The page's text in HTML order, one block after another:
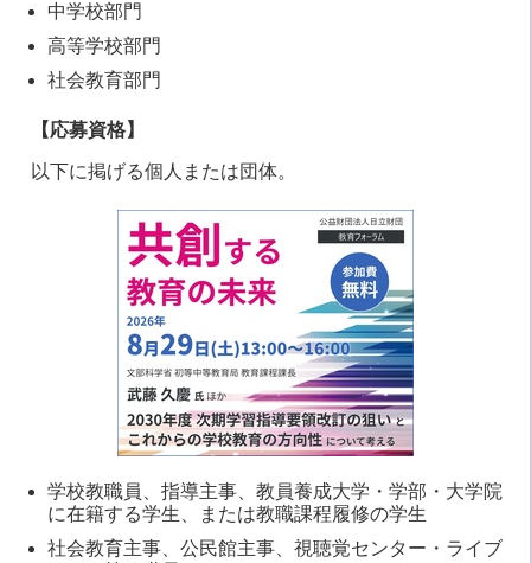
中学校部門
高等学校部門
社会教育部門
【応募資格】
以下に掲げる個人または団体。
学校教職員、指導主事、教員養成大学・学部・大学院
に在籍する学生、または教職課程履修の学生
社会教育主事、公民館主事、視聴覚センター・ライブ